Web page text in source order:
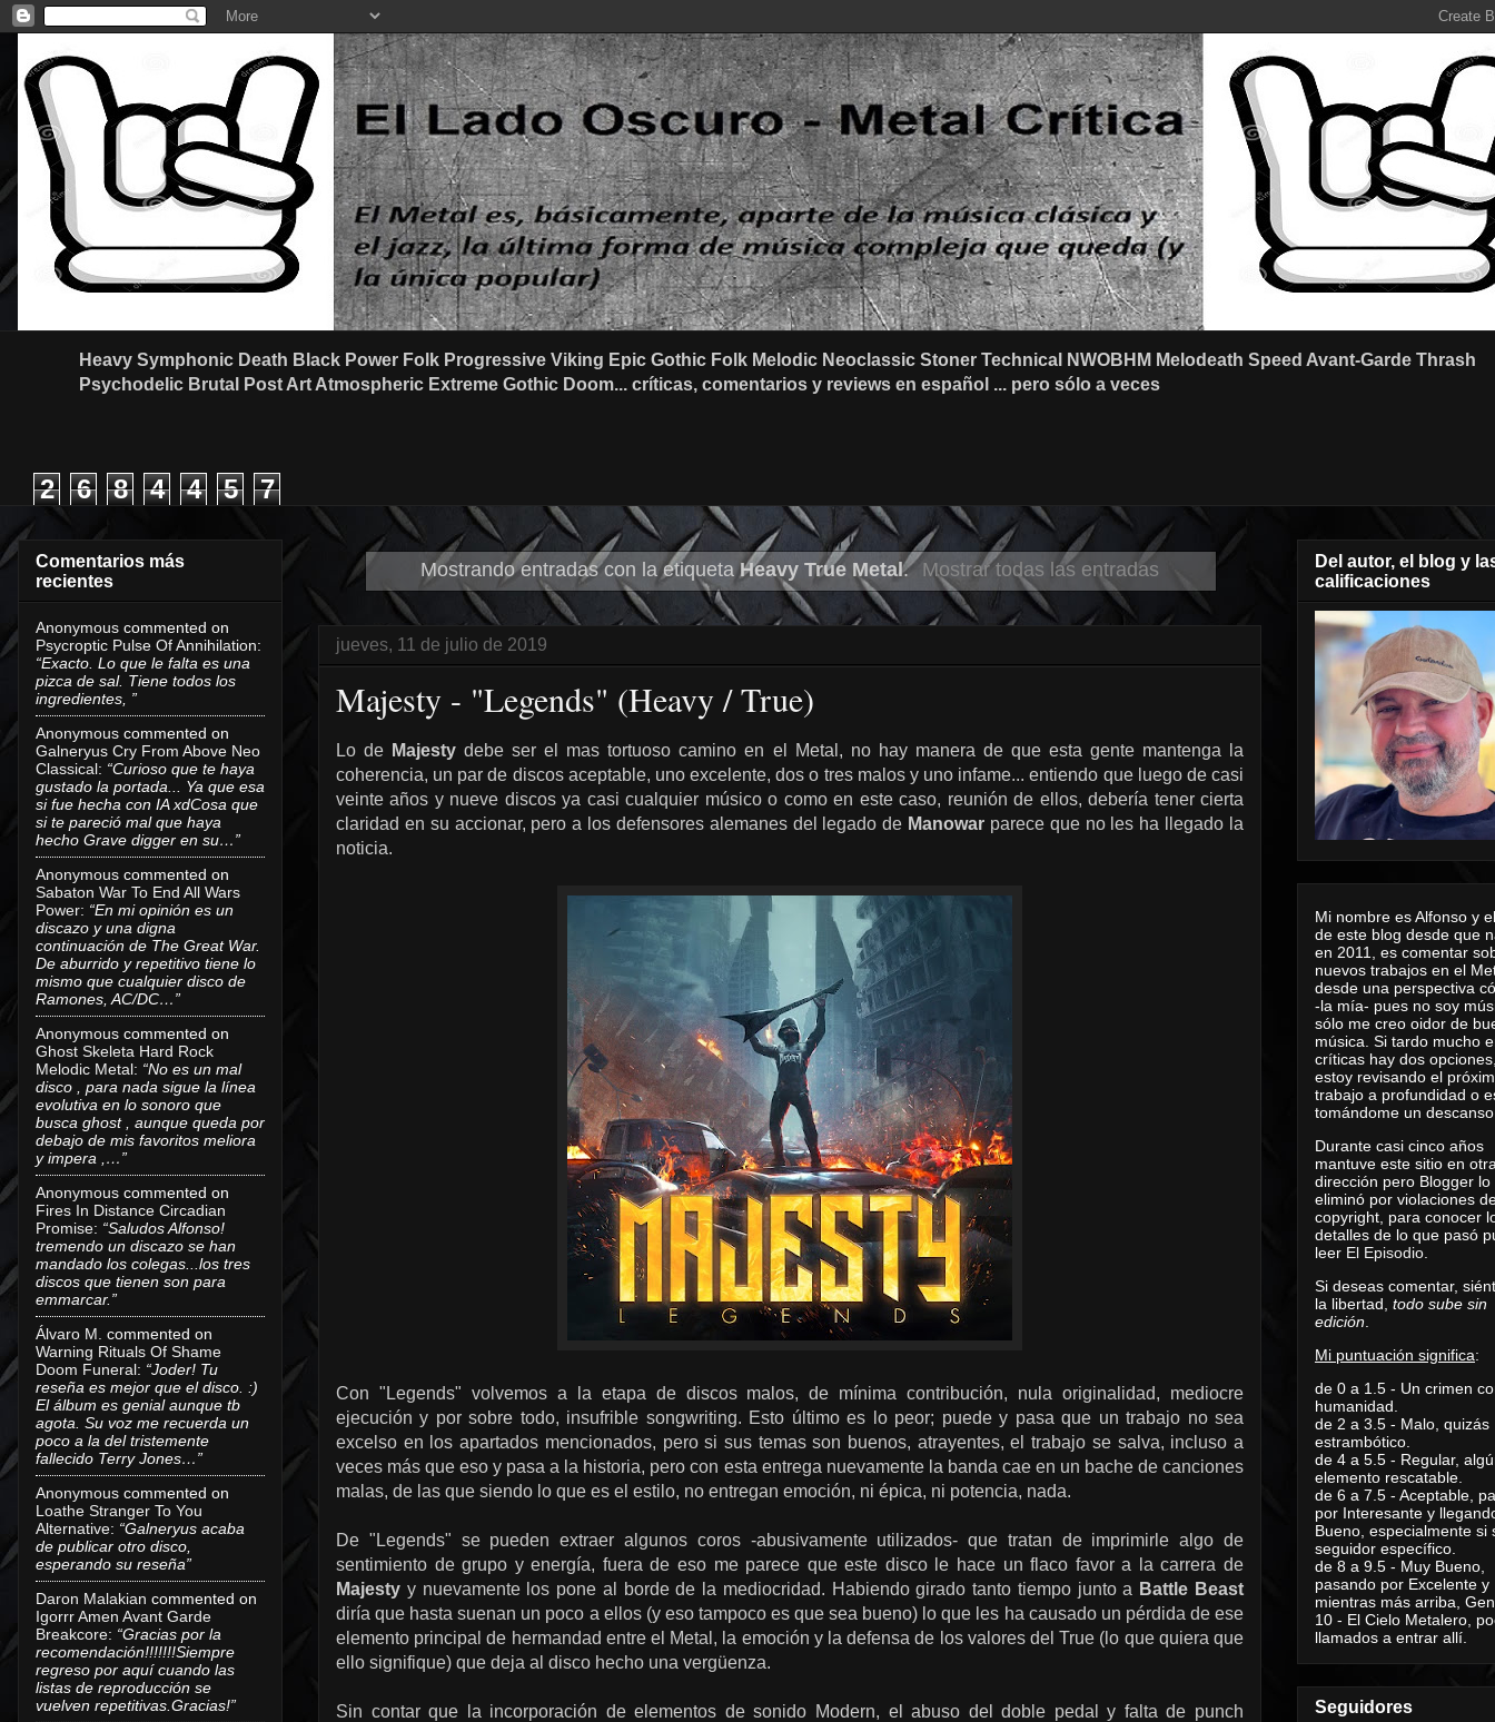
Heavy Symphonic Death Black Power Folk Progressive Viking Epic Gothic Folk Melodic Neoclassic Stoner Technical NWOBHM Melodeath Speed Avant-Garde Thrash
Psychodelic Brutal Post Art Atmospheric Extreme Gothic Doom... críticas, comentarios y reviews en español ... pero sólo a veces
2 6 8 4 4 5 7
Mostrando entradas con la etiquetaHeavy True Metal. Mostrar todas las entradas
jueves, 11 de julio de 2019
Majesty - "Legends" (Heavy / True)
Lo de Majesty debe ser el mas tortuoso camino en el Metal, no hay manera de que esta gente mantenga la
coherencia, un par de discos aceptable, uno excelente, dos o tres malos y uno infame... entiendo que luego de casi
veinte años y nueve discos ya casi cualquier músico o como en este caso, reunión de ellos, debería tener cierta
claridad en su accionar, pero a los defensores alemanes del legado de Manowar parece que no les ha llegado la
noticia.
Con "Legends" volvemos a la etapa de discos malos, de mínima contribución, nula originalidad, mediocre
ejecución y por sobre todo, insufrible songwriting. Esto último es lo peor; puede y pasa que un trabajo no sea
excelso en los apartados mencionados, pero si sus temas son buenos, atrayentes, el trabajo se salva, incluso a
veces más que eso y pasa a la historia, pero con esta entrega nuevamente la banda cae en un bache de canciones
malas, de las que siendo lo que es el estilo, no entregan emoción, ni épica, ni potencia, nada.
De "Legends" se pueden extraer algunos coros -abusivamente utilizados- que tratan de imprimirle algo de
sentimiento de grupo y energía, fuera de eso me parece que este disco le hace un flaco favor a la carrera de
Majesty y nuevamente los pone al borde de la mediocridad. Habiendo girado tanto tiempo junto a Battle Beast
diría que hasta suenan un poco a ellos (y eso tampoco es que sea bueno) lo que les ha causado un pérdida de ese
elemento principal de hermandad entre el Metal, la emoción y la defensa de los valores del True (lo que quiera que
ello signifique) que deja al disco hecho una vergüenza.
Sin contar que la incorporación de elementos de sonido Modern, el abuso del doble pedal y falta de punch
Comentarios más
recientes
Anonymous commented on
Psycroptic Pulse Of Annihilation:
“Exacto. Lo que le falta es una
pizca de sal. Tiene todos los
ingredientes, ”
Anonymous commented on
Galneryus Cry From Above Neo
Classical: “Curioso que te haya
gustado la portada... Ya que esa
si fue hecha con IA xdCosa que
si te pareció mal que haya
hecho Grave digger en su…”
Anonymous commented on
Sabaton War To End All Wars
Power: “En mi opinión es un
discazo y una digna
continuación de The Great War.
De aburrido y repetitivo tiene lo
mismo que cualquier disco de
Ramones, AC/DC…”
Anonymous commented on
Ghost Skeleta Hard Rock
Melodic Metal: “No es un mal
disco , para nada sigue la línea
evolutiva en lo sonoro que
busca ghost , aunque queda por
debajo de mis favoritos meliora
y impera ,…”
Anonymous commented on
Fires In Distance Circadian
Promise: “Saludos Alfonso!
tremendo un discazo se han
mandado los colegas...los tres
discos que tienen son para
emmarcar.”
Álvaro M. commented on
Warning Rituals Of Shame
Doom Funeral: “Joder! Tu
reseña es mejor que el disco. :)
El álbum es genial aunque tb
agota. Su voz me recuerda un
poco a la del tristemente
fallecido Terry Jones…”
Anonymous commented on
Loathe Stranger To You
Alternative: “Galneryus acaba
de publicar otro disco,
esperando su reseña”
Daron Malakian commented on
Igorrr Amen Avant Garde
Breakcore: “Gracias por la
recomendación!!!!!!!Siempre
regreso por aquí cuando las
listas de reproducción se
vuelven repetitivas.Gracias!”
Del autor, el blog y
calificaciones
Mi nombre es Alfonso y
de este blog desde que
en 2011, es comentar
nuevos trabajos en el
desde una perspectiva
-la mía- pues no soy
sólo me creo oidor de
música. Si tardo mucho
críticas hay dos
estoy revisando el
trabajo a profundidad o
tomándome un
Durante casi cinco años
mantuve este sitio en
dirección pero Blogger lo
eliminó por violaciones
copyright, para conocer
detalles de lo que pasó
leer El Episodio
Si deseas comentar,
la libertad, todo sube sin
edición
Mi puntuación significa:
de 0 a 1.5 - Un crimen
humanidad.
de 2 a 3.5 - Malo, quizás
estrambótico.
de 4 a 5.5 - Regular,
elemento rescatable.
de 6 a 7.5 - Aceptable,
por Interesante y
Bueno, especialmente si
seguidor específico.
de 8 a 9.5 - Muy Bueno,
pasando por Excelente y
mientras más arriba,
10 - El Cielo Metalero,
llamados a entrar allí.
Seguidores